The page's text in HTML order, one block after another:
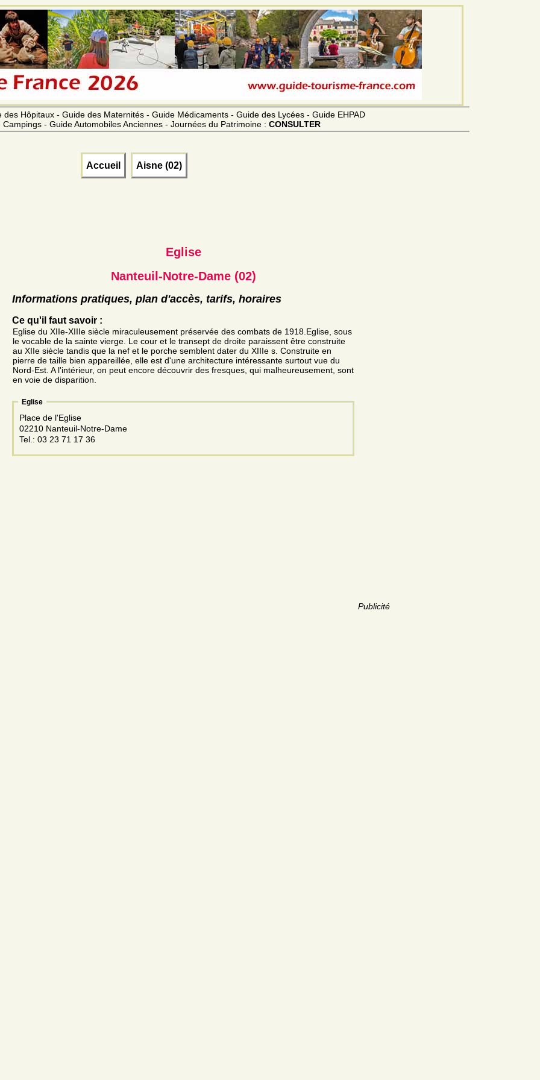
Hôpitaux - Guide des Maternités - Guide Médicaments - Guide des Lycées - Guide EHPAD
- Guide Automobiles Anciennes - Journées du Patrimoine : CONSULTER
Accueil Aisne (02)
Publicité
Eglise
Nanteuil-Notre-Dame (02)
Informations pratiques, plan d'accès, tarifs, horaires
Ce qu'il faut savoir :
Eglise du XIIe-XIIIe siècle miraculeusement préservée des combats de 1918.Eglise, sous
le vocable de la sainte vierge. Le cour et le transept de droite paraissent être construite
au XIIe siècle tandis que la nef et le porche semblent dater du XIIIe s. Construite en
pierre de taille bien appareillée, elle est d'une architecture intéressante surtout vue du
Nord-Est. A l'intérieur, on peut encore découvrir des fresques, qui malheureusement, sont
en voie de disparition.
Eglise
Place de l'Eglise
02210 Nanteuil-Notre-Dame
Tel.: 03 23 71 17 36